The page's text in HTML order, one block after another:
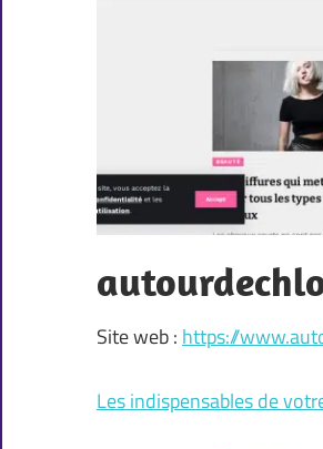
Site web : https://
Les indispensables de